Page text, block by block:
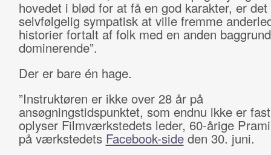
hovedet i blød for at få en god karakter, er det
selvfølgelig sympatisk at ville fremme
historier fortalt af folk med en anden
dominerende”.
Der er bare én hage.
”Instruktøren er ikke over 28 år på
ansøgningstidspunktet, som endnu ikke er
oplyser Filmværkstedets leder, 60-årige
på værkstedets Facebook-sideden 30. juni.